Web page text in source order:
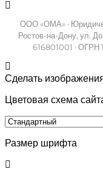
ООО «ОМА» ·
Ростов-на-Дону, ул.
616801001 · ОГРН
Сделать
Цветовая схема
Размер шрифта